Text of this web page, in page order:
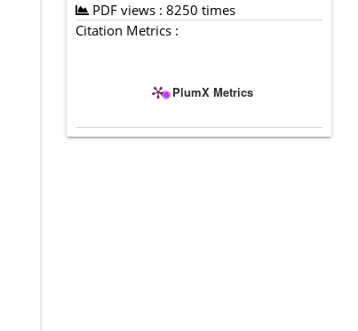
PDF views : 8250 times
Citation Metrics :
PlumX Metrics